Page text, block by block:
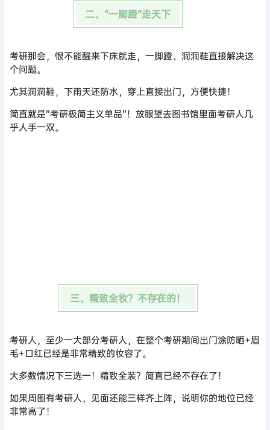
二、“一脚蹬”走天下
考研那会，恨不能醒来下床就走，一脚蹬、洞洞鞋直接解决这
个问题。
尤其洞洞鞋，下雨天还防水，穿上直接出门，方便快捷！
简直就是“考研极简主义单品”！放眼望去图书馆里面考研人几
乎人手一双。
三、精致全妆？不存在的！
考研人，至少一大部分考研人，在整个考研期间出门涂防晒+眉
毛+口红已经是非常精致的妆容了。
大多数情况下三选一！精致全装？简直已经不存在了！
如果周围有考研人，见面还能三样齐上阵，说明你的地位已经
非常高了！